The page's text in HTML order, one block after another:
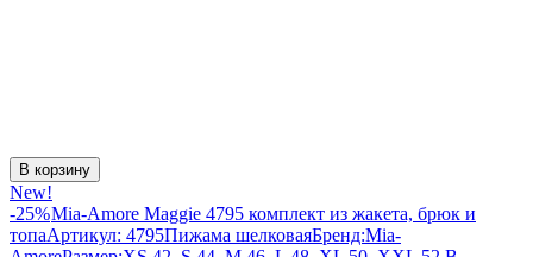
В корзину
New!
-25%Mia-Amore Maggie 4795 комплект из жакета, брюк и
топаАртикул: 4795Пижама шелковаяБренд:Mia-